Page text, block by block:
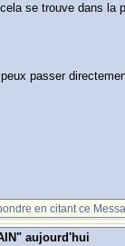
se trouve dans la
passer
en citant ce
aujourd'hui